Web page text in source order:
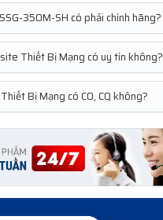
350M-SH có phải chính hãng?
Thiết Bị Mạng có uy tín không?
Bị Mạng có CO, CQ không?